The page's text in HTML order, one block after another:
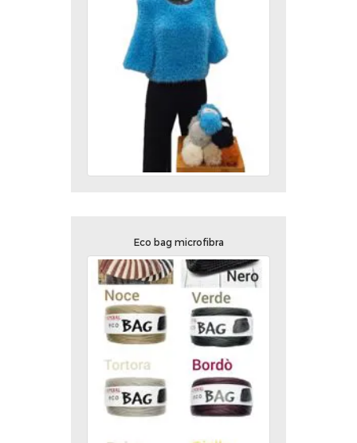
Eco bag microfibra